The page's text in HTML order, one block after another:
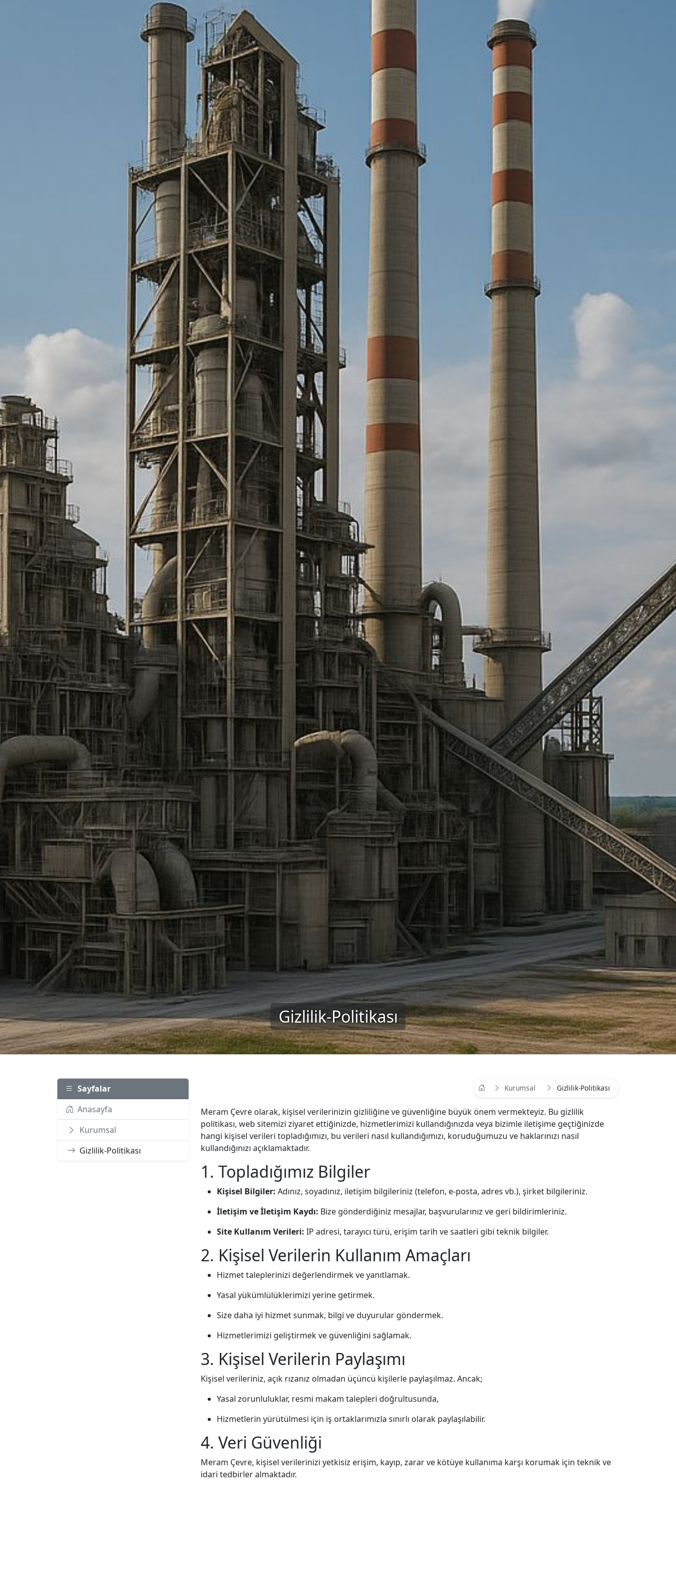
Gizlilik-Politikası
Sayfalar
Anasayfa
Kurumsal
Gizlilik-Politikası
Kurumsal Gizlilik-Politikası
Meram Çevre olarak, kişisel verilerinizin gizliliğine ve güvenliğine büyük önem vermekteyiz. Bu gizlilik
politikası, web sitemizi ziyaret ettiğinizde, hizmetlerimizi kullandığınızda veya bizimle iletişime geçtiğinizde
hangi kişisel verileri topladığımızı, bu verileri nasıl kullandığımızı, koruduğumuzu ve haklarınızı nasıl
kullandığınızı açıklamaktadır.
1. Topladığımız Bilgiler
Kişisel Bilgiler: Adınız, soyadınız, iletişim bilgileriniz (telefon, e-posta, adres vb.), şirket bilgileriniz.
İletişim ve İletişim Kaydı: Bize gönderdiğiniz mesajlar, başvurularınız ve geri bildirimleriniz.
Site Kullanım Verileri: IP adresi, tarayıcı türü, erişim tarih ve saatleri gibi teknik bilgiler.
2. Kişisel Verilerin Kullanım Amaçları
Hizmet taleplerinizi değerlendirmek ve yanıtlamak.
Yasal yükümlülüklerimizi yerine getirmek.
Size daha iyi hizmet sunmak, bilgi ve duyurular göndermek.
Hizmetlerimizi geliştirmek ve güvenliğini sağlamak.
3. Kişisel Verilerin Paylaşımı
Kişisel verileriniz, açık rızanız olmadan üçüncü kişilerle paylaşılmaz. Ancak;
Yasal zorunluluklar, resmi makam talepleri doğrultusunda,
Hizmetlerin yürütülmesi için iş ortaklarımızla sınırlı olarak paylaşılabilir.
4. Veri Güvenliği
Meram Çevre, kişisel verilerinizi yetkisiz erişim, kayıp, zarar ve kötüye kullanıma karşı korumak için teknik ve
idari tedbirler almaktadır.